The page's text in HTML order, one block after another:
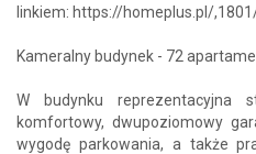
linkiem: https://homeplus.pl/
Kameralny budynek - 72
W budynku reprezentacyjna
komfortowy, dwupoziomowy
wygodę parkowania, a także